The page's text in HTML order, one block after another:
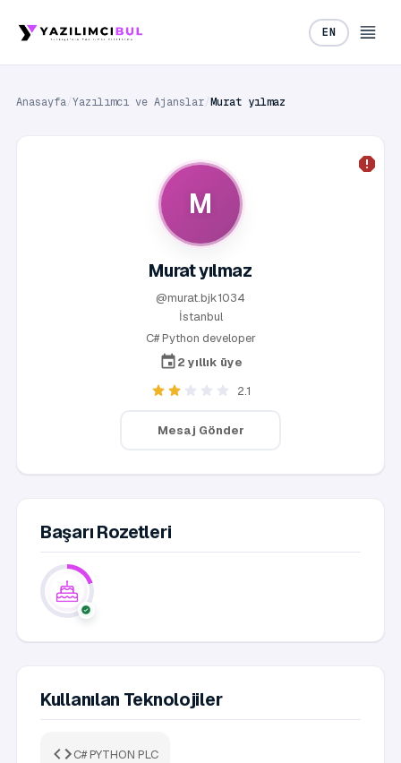
EN
Anasayfa/Yazılımcı ve Ajanslar/Murat yılmaz
M
Murat yılmaz
@murat.bjk1034
İstanbul
C# Python developer
2 yıllık üye
2.1
Mesaj Gönder
Başarı Rozetleri
Kullanılan Teknolojiler
C# PYTHON PLC